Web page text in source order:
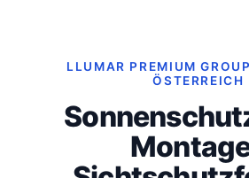
LLUMAR PREMIUM
ÖSTERREICH
Montage